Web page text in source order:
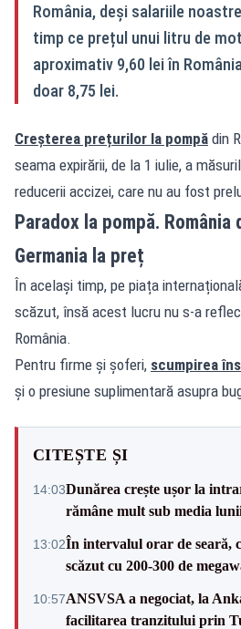
România, deși salariile
timp ce prețul unui litru de
aproximativ 9,60 lei în
doar 8,75 lei.
Creșterea prețurilor la pompă din
seama expirării, de la 1 iulie, a
reducerii accizei, care nu au fost
Paradox la pompă. România
Germania la preț
În același timp, pe piața
scăzut, însă acest lucru nu s-a
România.
Pentru firme și șoferi, scumpirea
și o presiune suplimentară asupra
CITEȘTE ȘI
14:03Dunărea crește ușor la
rămâne mult sub media
13:02În intervalul orar de seară,
scăzut cu 200-300 de
10:57ANSVSA a negociat, la
facilitarea tranzitului prin